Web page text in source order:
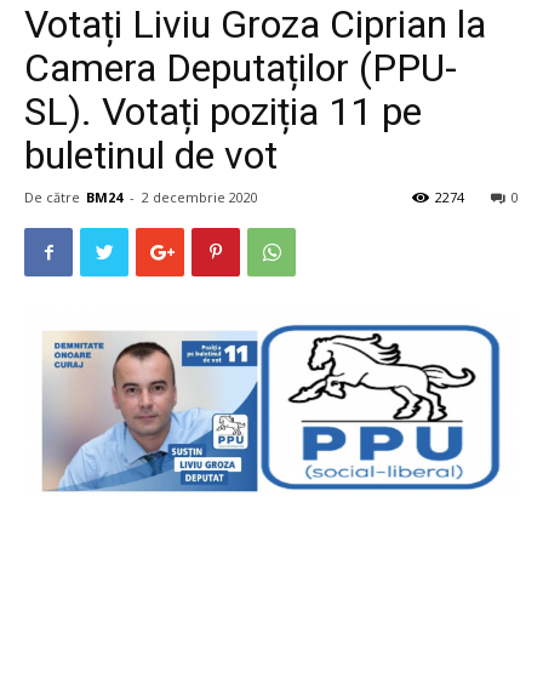
Votați Liviu Groza Ciprian la
Camera Deputaților (PPU-
SL). Votați poziția 11 pe
buletinul de vot
De către BM24 - 2 decembrie 2020 0
2274